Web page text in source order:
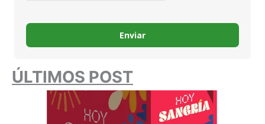
Enviar
ÚLTIMOS POST